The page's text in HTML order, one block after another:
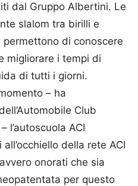
dal Gruppo Albertini. Le
slalom tra birilli e
di conoscere
migliorare i tempi di
di tutti i giorni.
– ha
Club
l’autoscuola ACI
della rete ACI
onorati che sia
per questo